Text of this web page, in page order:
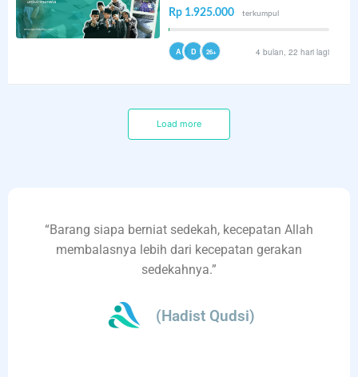
Rp 1.925.000 terkumpul
A D 26+ 4 bulan, 22 hari lagi
Load more
“Barang siapa berniat sedekah, kecepatan Allah
membalasnya lebih dari kecepatan gerakan
sedekahnya.”
(Hadist Qudsi)